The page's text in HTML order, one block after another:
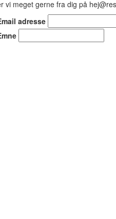
vi meget gerne fra dig på
adresse